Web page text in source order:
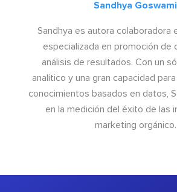
Sandhya Goswami
Sandhya es autora colaboradora
especializada en promoción de
análisis de resultados. Con un
analítico y una gran capacidad
conocimientos basados en datos,
en la medición del éxito de las
marketing orgánico.